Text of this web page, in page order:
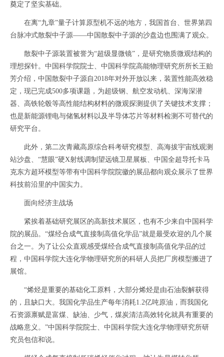
奠定了坚实基础。
在离“九章”量子计算原型机不远的地方，我国首台、世界第四
台脉冲式散裂中子源——中国散裂中子源的沙盘边也围满了观众。
散裂中子源装置被誉为“超级显微镜”，是研究物质微观结构的
理想探针。中国科学院院士、中国科学院高能物理研究所所长王贻
芳介绍，中国散裂中子源自2018年对外开放以来，装置性能高效稳
定，现已完成500多项课题，为超级钢、航空发动机、深海深潜
器、高铁轮毂等高性能结构材料的微观探测提供了关键技术支撑；
也是新能源锂电与储氢材料以及半导体芯片等材料检测不可替代的
研究平台。
此外，第二次青藏高原综合科考研究模型、高海拔宇宙线观测
站沙盘、“慧眼”硬X射线调制望远镜卫星展板、中国全超导托卡马
克东方超环模型等带有中国科学院院徽的展品都向观众展示了世界
科技前沿里的中国实力。
面向经济主战场
紧挨着基础研究展区的高新技术展区，也有不少来自中国科学
院的展品。“煤经合成气直接制高值化学品”就是最受欢迎的几个展
台之一。为了让公众直观感受煤经合成气直接制高值化学品的过
程，中国科学院大连化学物理研究所的科研人员把厂房模型搬进了
展馆。
“烯烃是重要的基础化工原料，大部分烯烃是由石油裂解获得
的，且缺口大。我国化学品生产每年消耗1.2亿吨原油，而我国化
石资源禀赋是富煤、缺油、少气，煤炭清洁高效转化就具有重要的
战略意义。”中国科学院院士、中国科学院大连化学物理研究所研
究员包信和说。